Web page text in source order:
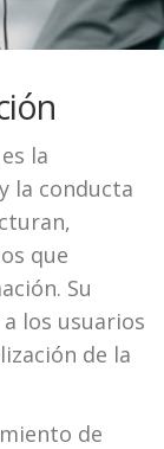
la
la conducta
que
Su
los usuarios
de la
de